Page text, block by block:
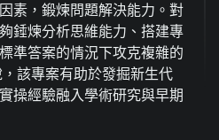
素，鍛煉問題解決能力。對
錘煉分析思維能力、搭建專
準答案的情況下攻克複雜的
該專案有助於發掘新生代
操經驗融入學術研究與早期